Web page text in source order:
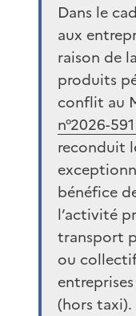
Dans le
aux
raison de
produits
conflit au
n°2026-
reconduit
bénéfice
l’activité
transport
ou
(hors taxi).